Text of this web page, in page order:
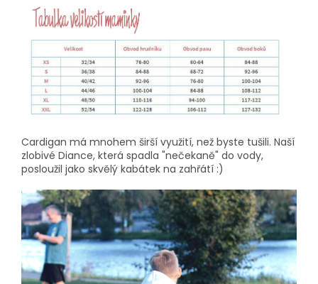
Cardigan má mnohem širší využití, než byste tušili. Naší
zlobivé Diance, která spadla "nečekaně" do vody,
posloužil jako skvělý kabátek na zahřátí :)